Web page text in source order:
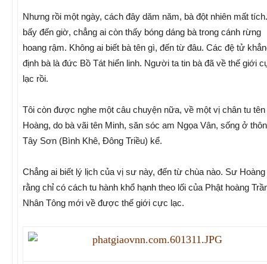
Nhưng rồi một ngày, cách đây dăm năm, bà đột nhiên mất
bấy đến giờ, chẳng ai còn thấy bóng dáng bà trong cánh rừng
hoang rậm. Không ai biết bà tên gì, đến từ đâu. Các đệ tử
định bà là đức Bồ Tát hiển linh. Người ta tin bà đã về thế giới
lạc rồi.
Tôi còn được nghe một câu chuyện nữa, về một vị chân tu tên
Hoàng, do bà vãi tên Minh, săn sóc am Ngọa Vân, sống ở thôn
Tây Sơn (Bình Khê, Đông Triều) kể.
Chẳng ai biết lý lịch của vị sư này, đến từ chùa nào. Sư Hoàng
rằng chỉ có cách tu hành khổ hạnh theo lối của Phật hoàng
Nhân Tông mới về được thế giới cực lạc.